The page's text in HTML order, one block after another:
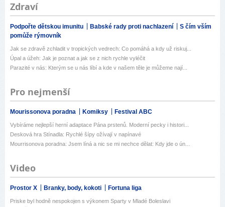
Zdraví
Podpořte dětskou imunitu Babské rady proti nachlazení
S čím vším
pomůže rýmovník
Jak se zdravě zchladit v tropických vedrech: Co pomáhá a kdy už riskuj...
Úpal a úžeh: Jak je poznat a jak se z nich rychle vyléčit
Parazité v nás: Kterým se u nás líbí a kde v našem těle je můžeme nají...
Pro nejmenší
Mourissonova poradna Komiksy Festival ABC
Vybíráme nejlepší herní adaptace Pána prstenů. Moderní pecky i histori...
Desková hra Stínadla: Rychlé šípy ožívají v napínavé
Mourrisonova poradna: Jsem líná a nic se mi nechce dělat: Kdy jde o ún...
Video
Prostor X Branky, body, kokoti Fortuna liga
Priske byl hodně nespokojen s výkonem Sparty v Mladé Boleslavi